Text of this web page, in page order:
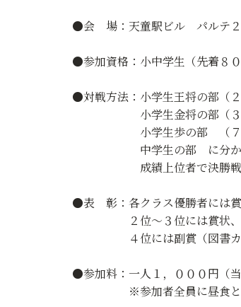
●会 場：天童駅ビル パルテ２
●参加資格：小中学生（先着８０
●対戦方法：小学生王将の部（２
小学生金将の部（３級
小学生歩の部 （７級
中学生の部 に分かれて
成績上位者で決勝戦を
●表 彰：各クラス優勝者には賞
２位～３位には賞状、副
４位には副賞（図書カ
●参加料：一人１，０００円（当
※参加者全員に昼食と参